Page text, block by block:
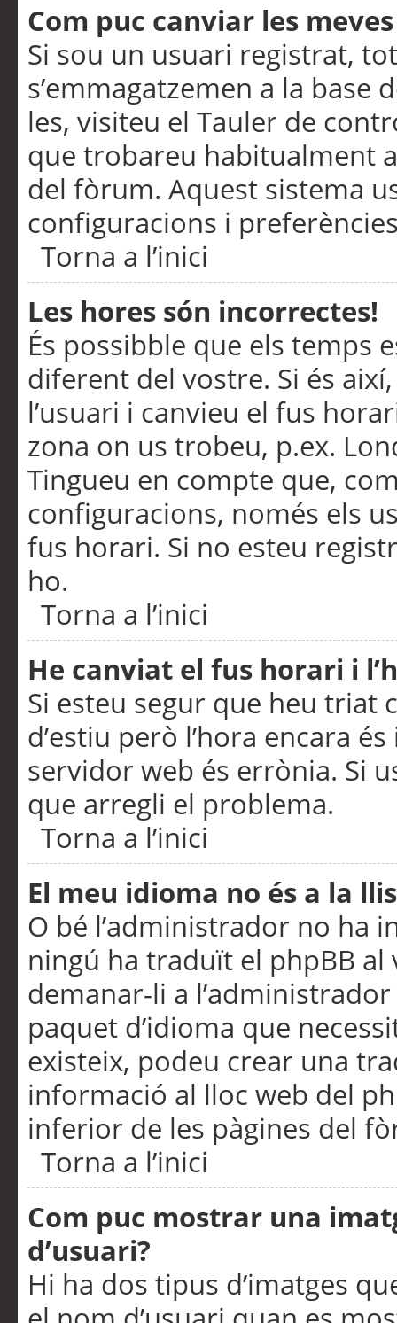
Com puc canviar les
Si sou un usuari registrat,
s’emmagatzemen a la
les, visiteu el Tauler de
que trobareu habitualment
del fòrum. Aquest sistema
configuracions i
Torna a l’inici
Les hores són incorrectes!
És possibble que els temps
diferent del vostre. Si és
l’usuari i canvieu el fus
zona on us trobeu, p.ex.
Tingueu en compte que,
configuracions, només els
fus horari. Si no esteu
ho.
Torna a l’inici
He canviat el fus horari i
Si esteu segur que heu triat
d’estiu però l’hora encara
servidor web és errònia. Si
que arregli el problema.
Torna a l’inici
El meu idioma no és a la
O bé l’administrador no ha
ningú ha traduït el phpBB
demanar-li a
paquet d’idioma que
existeix, podeu crear una
informació al lloc web del
inferior de les pàgines del
Torna a l’inici
Com puc mostrar una
d’usuari?
Hi ha dos tipus d’imatges